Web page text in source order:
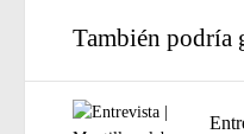
También podría